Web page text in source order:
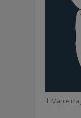
il. Marcelina